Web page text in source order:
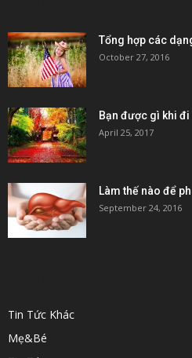
Tổng hợp các
October 27, 2016
Bạn được gì khi
April 25, 2017
Làm thế nào để
September 24, 2016
Tin Tức Khác
Mẹ&Bé